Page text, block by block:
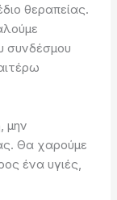
θεραπείας.
συνδέσμου
μην
Θα χαρούμε
ένα υγιές,